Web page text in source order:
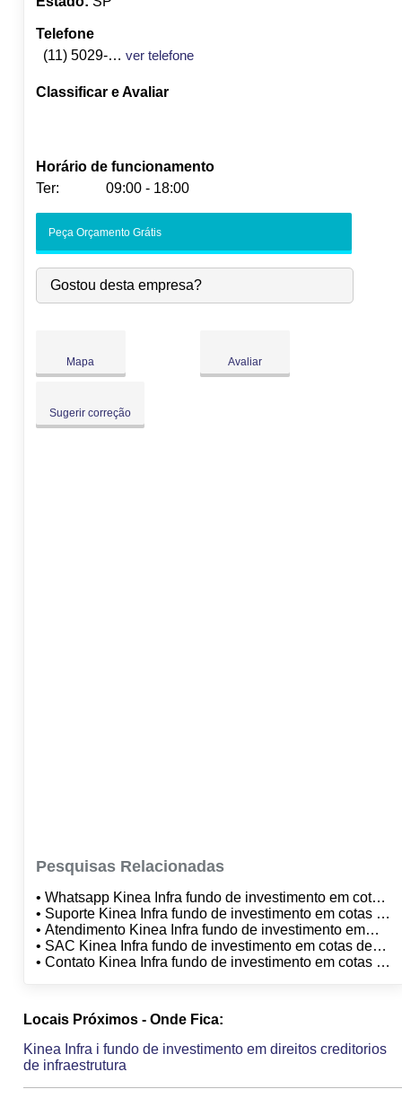
Telefone
(11) 5029-4164
ver telefone
Classificar e Avaliar
Horário de funcionamento
Ter:
09:00 - 18:00
-
Qua:
09:00-18:00
Qui:
09:00-18:00
Peça Orçamento Grátis
Gostou desta empresa?
Mapa Avaliar
Sugerir correção
Pesquisas Relacionadas
• Whatsapp Kinea Infra fundo de investimento em cotas
de fundos de investimento em direitos creditorios de
infraestrutura
• Suporte Kinea Infra fundo de investimento em cotas de
fundos de investimento em direitos creditorios de
infraestrutura
• Atendimento Kinea Infra fundo de investimento em
cotas de fundos de investimento em direitos creditorios
de infraestrutura
• SAC Kinea Infra fundo de investimento em cotas de
fundos de investimento em direitos creditorios de
• Contato Kinea Infra fundo de investimento em cotas de
Locais Próximos - Onde Fica:
Kinea Infra i fundo de investimento em direitos creditorios
de infraestrutura